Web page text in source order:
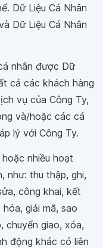
Dữ Liệu Cá Nhân
Dữ Liệu Cá Nhân
nhân được Dữ
cả các khách hàng
vụ của Công Ty,
và/hoặc các cá
lý với Công Ty.
nhiều hoạt
như: thu thập, ghi,
công khai, kết
giải mã, sao
chuyển giao, xóa,
động khác có liên